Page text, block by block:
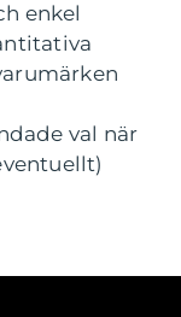
enkel
val när